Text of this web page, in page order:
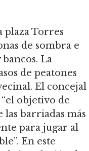
plaza Torres
de sombra e
La
de peatones
El concejal
objetivo de
barriadas más
para jugar al
En este